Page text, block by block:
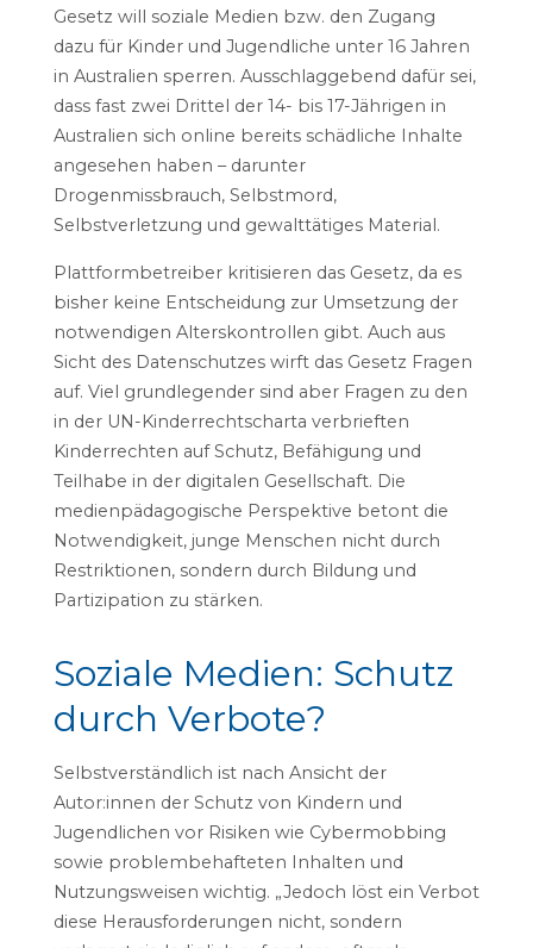
Gesetz will soziale Medien bzw. den Zugang
dazu für Kinder und Jugendliche unter 16 Jahren
in Australien sperren. Ausschlaggebend dafür sei,
dass fast zwei Drittel der 14- bis 17-Jährigen in
Australien sich online bereits schädliche Inhalte
angesehen haben – darunter
Drogenmissbrauch, Selbstmord,
Selbstverletzung und gewalttätiges Material.
Plattformbetreiber kritisieren das Gesetz, da es
bisher keine Entscheidung zur Umsetzung der
notwendigen Alterskontrollen gibt. Auch aus
Sicht des Datenschutzes wirft das Gesetz Fragen
auf. Viel grundlegender sind aber Fragen zu den
in der UN-Kinderrechtscharta verbrieften
Kinderrechten auf Schutz, Befähigung und
Teilhabe in der digitalen Gesellschaft. Die
medienpädagogische Perspektive betont die
Notwendigkeit, junge Menschen nicht durch
Restriktionen, sondern durch Bildung und
Partizipation zu stärken.
Soziale Medien: Schutz
durch Verbote?
Selbstverständlich ist nach Ansicht der
Autor:innen der Schutz von Kindern und
Jugendlichen vor Risiken wie Cybermobbing
sowie problembehafteten Inhalten und
Nutzungsweisen wichtig. „Jedoch löst ein Verbot
diese Herausforderungen nicht, sondern